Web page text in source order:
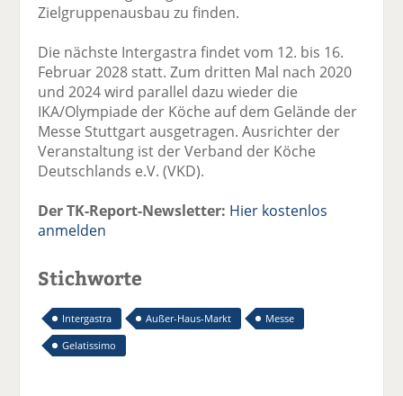
Zielgruppenausbau zu finden.
Die nächste Intergastra findet vom 12. bis 16.
Februar 2028 statt. Zum dritten Mal nach 2020
und 2024 wird parallel dazu wieder die
IKA/Olympiade der Köche auf dem Gelände der
Messe Stuttgart ausgetragen. Ausrichter der
Veranstaltung ist der Verband der Köche
Deutschlands e.V. (VKD).
Der TK-Report-Newsletter: Hier kostenlos
anmelden
Stichworte
Intergastra Außer-Haus-Markt
Messe
Gelatissimo